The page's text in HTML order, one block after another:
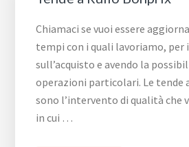
Chiamaci se vuoi essere
tempi con i quali lavoriamo,
sull’acquisto e avendo la
operazioni particolari. Le tende
sono l’intervento di qualità che
in cui …